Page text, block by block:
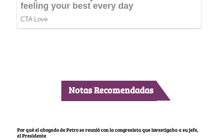
Notas Recomendadas
Por qué el abogado de Petro se reunió con la congresista que investigaba a su jefe,
el Presidente